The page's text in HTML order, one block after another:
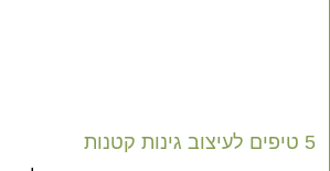
5 טיפים לעיצוב גינות קטנות